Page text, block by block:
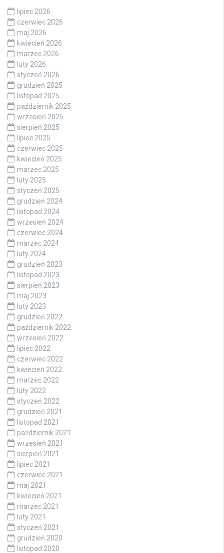
lipiec 2026
czerwiec 2026
maj 2026
kwiecień 2026
marzec 2026
luty 2026
styczeń 2026
grudzień 2025
listopad 2025
październik 2025
wrzesień 2025
sierpień 2025
lipiec 2025
czerwiec 2025
kwiecień 2025
marzec 2025
luty 2025
styczeń 2025
grudzień 2024
listopad 2024
wrzesień 2024
czerwiec 2024
marzec 2024
luty 2024
grudzień 2023
listopad 2023
sierpień 2023
maj 2023
luty 2023
grudzień 2022
październik 2022
wrzesień 2022
lipiec 2022
czerwiec 2022
kwiecień 2022
marzec 2022
luty 2022
styczeń 2022
grudzień 2021
listopad 2021
październik 2021
wrzesień 2021
sierpień 2021
lipiec 2021
czerwiec 2021
maj 2021
kwiecień 2021
marzec 2021
luty 2021
styczeń 2021
grudzień 2020
listopad 2020